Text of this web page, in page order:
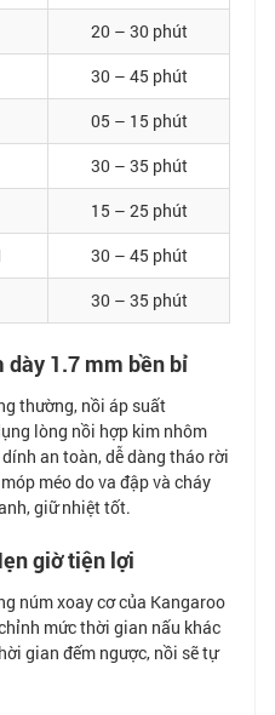
20 – 30 phút
30 – 45 phút
05 – 15 phút
30 – 35 phút
15 – 25 phút
30 – 45 phút
30 – 35 phút
dày 1.7 mm bền bỉ
thường, nồi áp suất
lòng nồi hợp kim nhôm
an toàn, dễ dàng tháo rời
méo do va đập và cháy
giữ nhiệt tốt.
giờ tiện lợi
núm xoay cơ của Kangaroo
mức thời gian nấu khác
gian đếm ngược, nồi sẽ tự